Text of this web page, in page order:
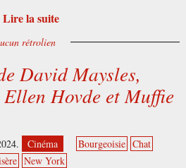
Lire la suite
rétrolien
David Maysles,
Hovde et Muffie
Cinéma Bourgeoisie Chat
New York